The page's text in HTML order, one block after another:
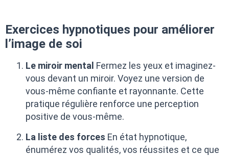
Exercices hypnotiques pour améliorer
l’image de soi
Le miroir mental Fermez les yeux et imaginez-
vous devant un miroir. Voyez une version de
vous-même confiante et rayonnante. Cette
pratique régulière renforce une perception
positive de vous-même.
La liste des forces En état hypnotique,
énumérez vos qualités, vos réussites et ce que